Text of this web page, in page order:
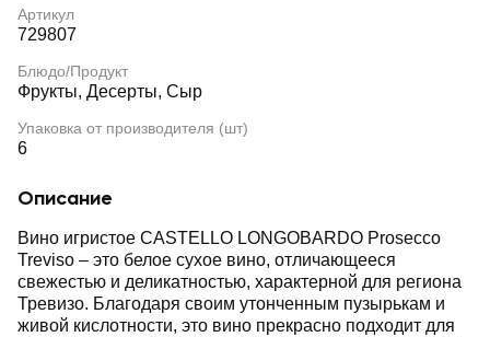
Артикул
729807
Блюдо/Продукт
Фрукты, Десерты, Сыр
Упаковка от производителя (шт)
6
Описание
Вино игристое CASTELLO LONGOBARDO Prosecco
Treviso – это белое сухое вино, отличающееся
свежестью и деликатностью, характерной для региона
Тревизо. Благодаря своим утонченным пузырькам и
живой кислотности, это вино прекрасно подходит для